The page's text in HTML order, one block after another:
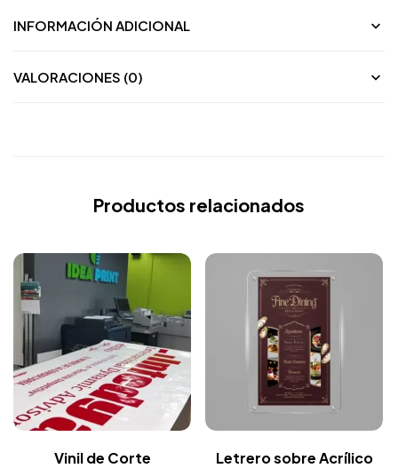
INFORMACIÓN ADICIONAL
VALORACIONES (0)
Productos relacionados
Vinil de Corte Letrero sobre Acrílico